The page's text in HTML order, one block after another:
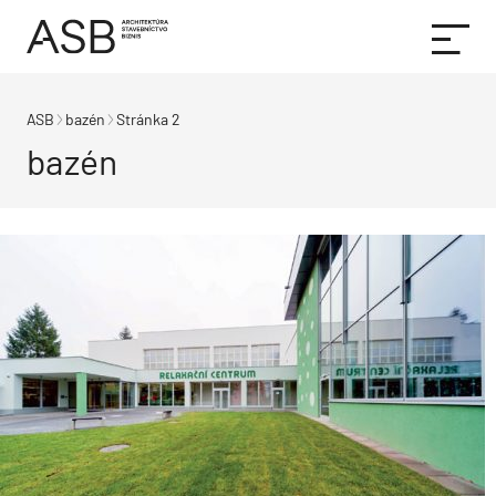
ASB bazén Stránka 2
bazén